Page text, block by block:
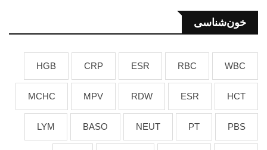
خون‌شناسی
WBC
RBC
ESR
CRP
HGB
HCT
ESR
RDW
MPV
MCHC
PBS
PT
NEUT
BASO
LYM